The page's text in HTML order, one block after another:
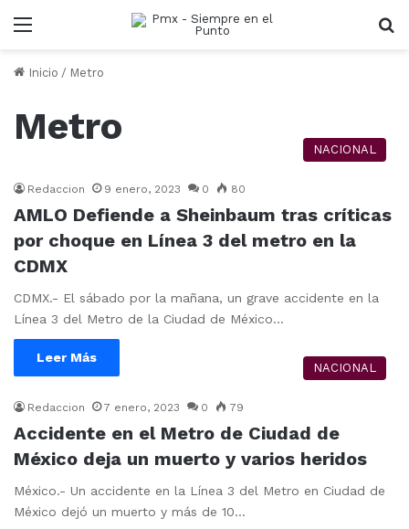
Menu
Inicio / Metro
Metro
NACIONAL
Redaccion 9 enero, 2023 0 80
AMLO Defiende a Sheinbaum tras críticas
por choque en Línea 3 del metro en la
CDMX
CDMX.- El sábado por la mañana, un grave accidente en la
Línea 3 del Metro de la Ciudad de México…
Leer Más
NACIONAL
Redaccion 7 enero, 2023 0 79
Accidente en el Metro de Ciudad de
México deja un muerto y varios heridos
México.- Un accidente en la Línea 3 del Metro en Ciudad de
México dejó un muerto y más de 10…